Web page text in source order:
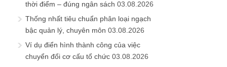
thời điểm – đúng ngân sách 03.08.2026
Thống nhất tiêu chuẩn phân loại ngạch
bậc quản lý, chuyên môn 03.08.2026
Ví dụ điển hình thành công của việc
chuyển đổi cơ cấu tổ chức 03.08.2026